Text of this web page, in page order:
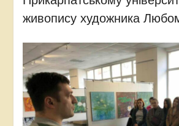
живопису художника